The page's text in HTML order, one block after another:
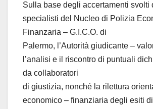
Sulla base degli accertamenti svolti
specialisti del Nucleo di Polizia
Finanzaria – G.I.C.O. di
Palermo, l’Autorità giudicante –
l’analisi e il riscontro di puntuali
da collaboratori
di giustizia, nonché la rilettura
economico – finanziaria degli esiti